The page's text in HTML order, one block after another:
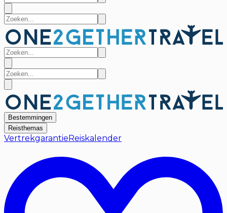
Bestemmingen
Reisthemas
Vertrekgarantie Reiskalender